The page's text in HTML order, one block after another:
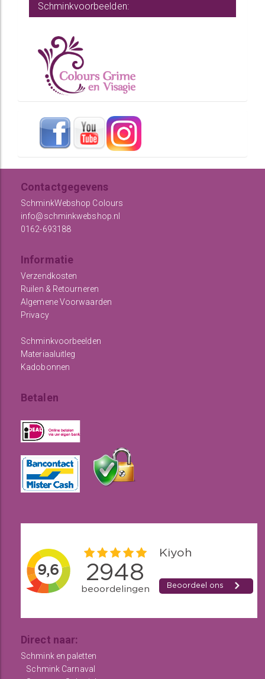
Schminkvoorbeelden:
Contactgegevens
SchminkWebshop Colours
info@schminkwebshop.nl
0162-693188
Informatie
Verzendkosten
Ruilen & Retourneren
Algemene Voorwaarden
Privacy
Schminkvoorbeelden
Materiaaluitleg
Kadobonnen
Betalen
Direct naar:
Schmink en paletten
Schmink Carnaval